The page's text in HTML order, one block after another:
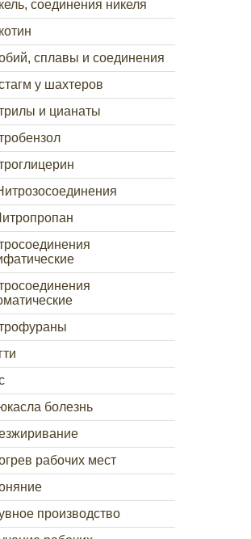
соединения никеля
сплавы и соединения
у шахтеров
и цианаты
болезнь
рабочих мест
производство